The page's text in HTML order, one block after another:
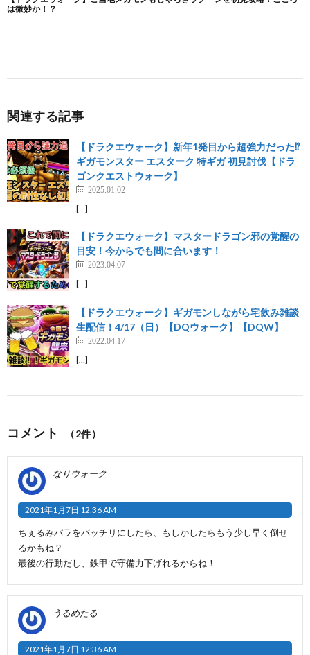
関連する記事
【ドラクエウォーク】新年1発目から超強力だった⁉︎
ギガモンスター エスターク 特ギガ 初見討伐【ドラ
ゴンクエストウォーク】
2025.01.02
[…]
【ドラクエウォーク】マスタードラゴン邪の覚醒の
目安！今からでも間に合います！
2023.04.07
[…]
【ドラクエウォーク】ギガモンしながら宅飲み雑談
生配信！4/17（日）【DQウォーク】【DQW】
2022.04.17
[…]
コメント （2件）
なりウォーク
2021年1月7日 12:36 AM
ちぇるみパラをバッチリにしたら、もしかしたらもう少し早く倒せ
るかもね？
最後の行動だし、鉄甲で守備力下げれるからね！
うるめたる
2021年1月7日 12:36 AM